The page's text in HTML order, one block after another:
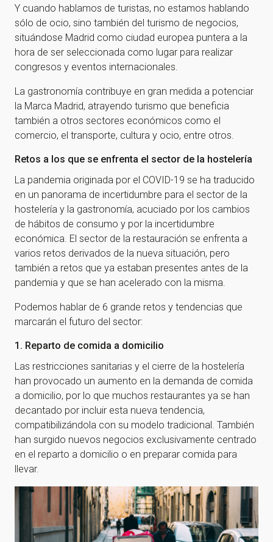
Y cuando hablamos de turistas, no estamos hablando
sólo de ocio, sino también del turismo de negocios,
situándose Madrid como ciudad europea puntera a la
hora de ser seleccionada como lugar para realizar
congresos y eventos internacionales.
La gastronomía contribuye en gran medida a potenciar
la Marca Madrid, atrayendo turismo que beneficia
también a otros sectores económicos como el
comercio, el transporte, cultura y ocio, entre otros.
Retos a los que se enfrenta el sector de la hostelería
La pandemia originada por el COVID-19 se ha traducido
en un panorama de incertidumbre para el sector de la
hostelería y la gastronomía, acuciado por los cambios
de hábitos de consumo y por la incertidumbre
económica. El sector de la restauración se enfrenta a
varios retos derivados de la nueva situación, pero
también a retos que ya estaban presentes antes de la
pandemia y que se han acelerado con la misma.
Podemos hablar de 6 grande retos y tendencias que
marcarán el futuro del sector:
1. Reparto de comida a domicilio
Las restricciones sanitarias y el cierre de la hostelería
han provocado un aumento en la demanda de comida
a domicilio, por lo que muchos restaurantes ya se han
decantado por incluir esta nueva tendencia,
compatibilizándola con su modelo tradicional. También
han surgido nuevos negocios exclusivamente centrado
en el reparto a domicilio o en preparar comida para
llevar.